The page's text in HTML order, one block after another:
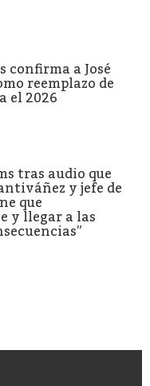
confirma a José
reemplazo de
el 2026
tras audio que
y jefe de
que
y llegar a las